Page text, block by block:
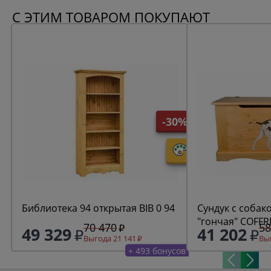
-30%
Библиотека 94 открытая BIB 0 94
Сундук с
"гончая"